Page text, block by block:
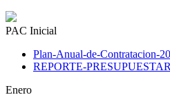
PAC Inicial
Plan-Anual-de-Contratacion-
REPORTE-
Enero